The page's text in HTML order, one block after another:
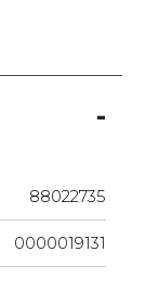
88022735
0000019131